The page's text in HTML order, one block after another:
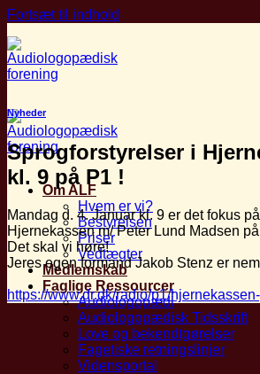
Fortsæt til indhold
Om ALF
Hvem er vi?
Bestyrelsen
Priser
Vedtægter
Medlemskab
Faglige Ressourcer
Audiologopædi
Audiologopædisk Tidsskrift
Love og bekendtgørelser
Fagetiske retningslinjer
Vidensportal
Nyheder
Sprogforstyrelser i
kl. 9 på P1 !
Mandag d. 4. Januar kl. 9 er det fokus
Hjernekassen m/ Peter Lund Madsen
Det skal vi høre!
Jeres egen formand Jakob Stenz er
https://www.dr.dk/radio/p1/